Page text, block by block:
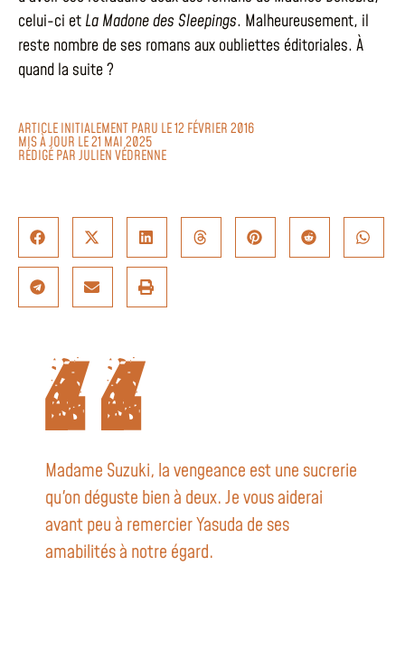
celui-ci et La Madone des Sleepings. Malheureusement, il
reste nombre de ses romans aux oubliettes éditoriales. À
quand la suite ?
ARTICLE INITIALEMENT PARU LE 12 FÉVRIER 2016
MIS À JOUR LE 21 MAI 2025
RÉDIGÉ PARJULIEN VÉDRENNE
Madame Suzuki, la vengeance est une sucrerie
qu'on déguste bien à deux. Je vous aiderai
avant peu à remercier Yasuda de ses
amabilités à notre égard.